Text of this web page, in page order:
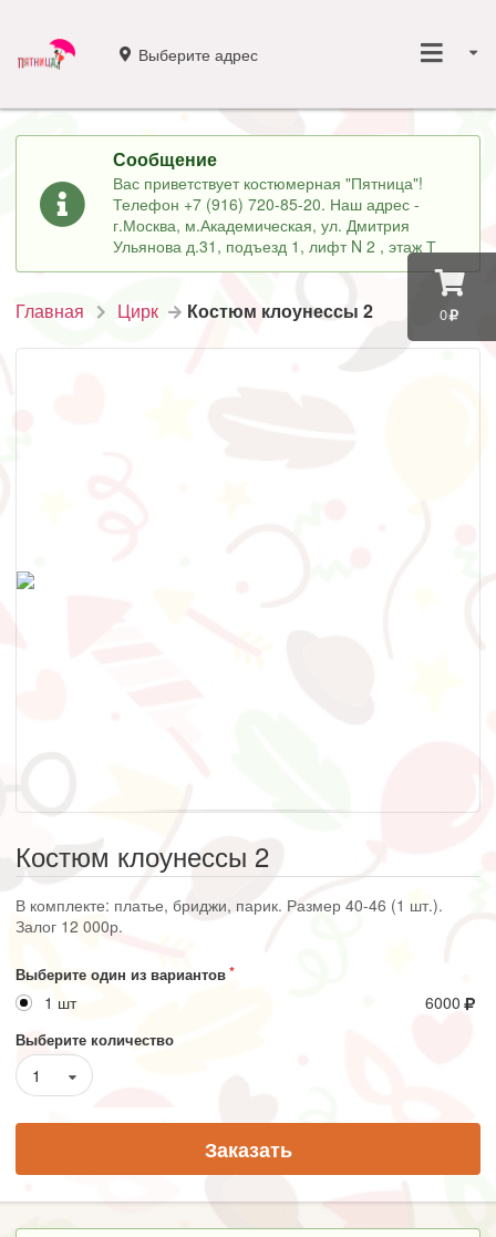
0
Выберите адрес
Сообщение
Вас приветствует костюмерная "Пятница"!
Телефон +7 (916) 720-85-20. Наш адрес -
г.Москва, м.Академическая, ул. Дмитрия
Ульянова д.31, подъезд 1, лифт N 2 , этаж Т
Главная Цирк Костюм клоунессы 2
Костюм клоунессы 2
В комплекте: платье, бриджи, парик. Размер 40-46 (1 шт.).
Залог 12 000р.
Выберите один из вариантов
1 шт 6000
Выберите количество
1
Заказать